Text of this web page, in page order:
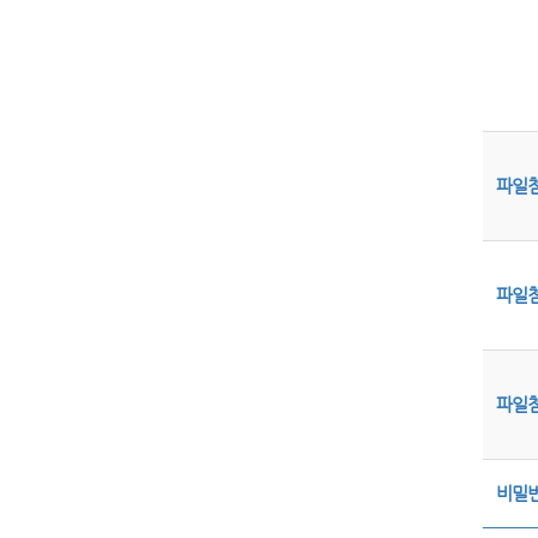
파일
파일
파일
비밀